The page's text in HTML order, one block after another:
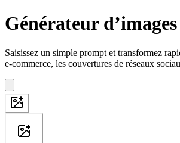
Générateur
Saisissez un simple prompt et transformez
e-commerce, les couvertures de réseaux